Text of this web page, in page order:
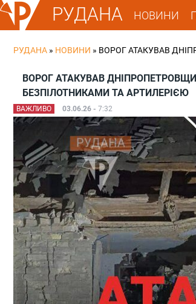
РУДАНА НОВИНИ
РУДАНА » НОВИНИ » ВОРОГ АТАКУВАВ
ВОРОГ АТАКУВАВ
БЕЗПІЛОТНИКАМИ ТА АРТИЛЕРІЄЮ
ВАЖЛИВО 03.06.26 - 7:32